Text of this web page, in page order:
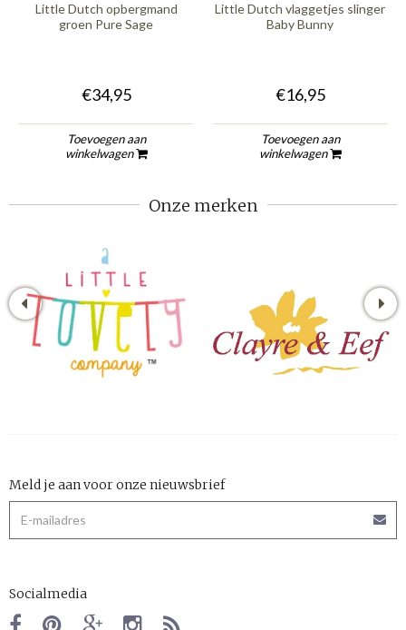
Little Dutch opbergmand
groen Pure Sage
€34,95
Toevoegen aan
winkelwagen
Little Dutch vlaggetjes slinger
Baby Bunny
€16,95
Toevoegen aan
winkelwagen
Onze merken
Meld je aan voor onze nieuwsbrief
Socialmedia